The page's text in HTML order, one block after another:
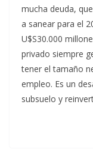
mucha deuda,
a sanear para el
U$S30.000
privado siempre
tener el tamaño
empleo. Es un
subsuelo y